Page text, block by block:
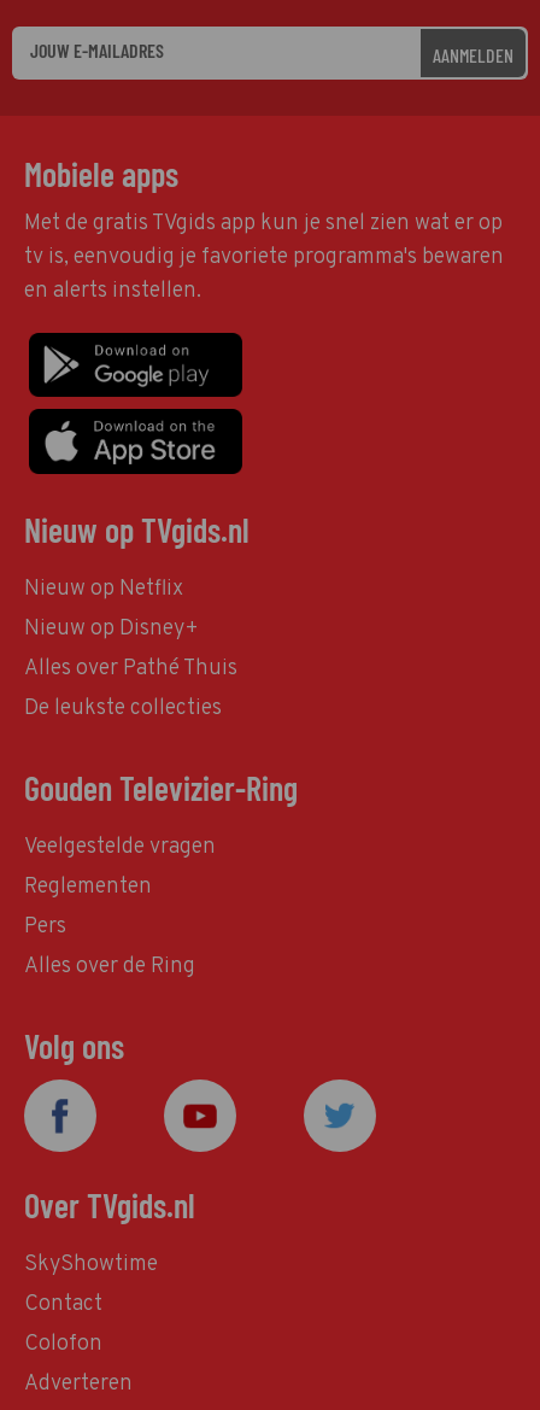
AANMELDEN
Mobiele apps
Met de gratis TVgids app kun je snel zien wat er op
tv is, eenvoudig je favoriete programma's bewaren
en alerts instellen.
Nieuw op TVgids.nl
Nieuw op Netflix
Nieuw op Disney+
Alles over Pathé Thuis
De leukste collecties
Gouden Televizier-Ring
Veelgestelde vragen
Reglementen
Pers
Alles over de Ring
Volg ons
Over TVgids.nl
SkyShowtime
Contact
Colofon
Adverteren